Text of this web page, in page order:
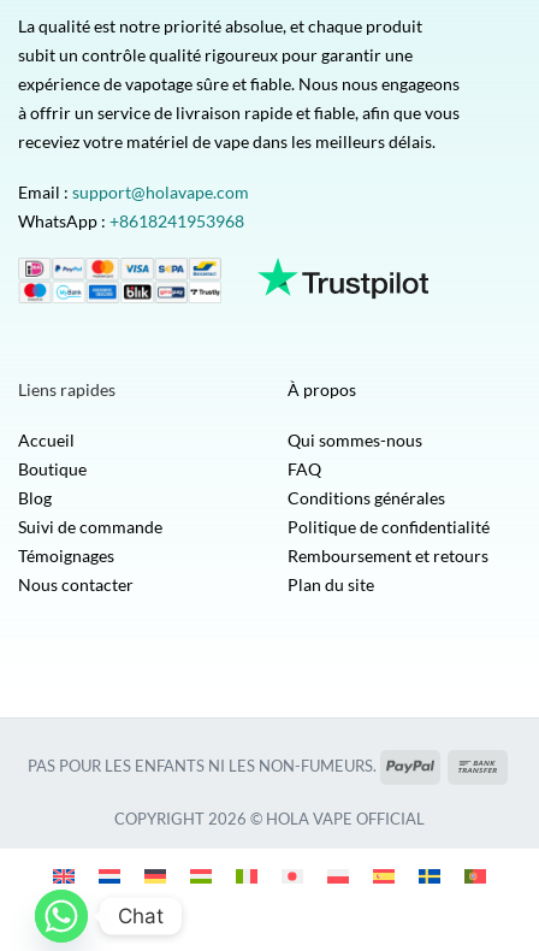
La qualité est notre priorité absolue, et chaque produit
subit un contrôle qualité rigoureux pour garantir une
expérience de vapotage sûre et fiable. Nous nous engageons
à offrir un service de livraison rapide et fiable, afin que vous
receviez votre matériel de vape dans les meilleurs délais.
Email : support@holavape.com
WhatsApp : +8618241953968
Liens rapides
Accueil
Boutique
Blog
Suivi de commande
Témoignages
Nous contacter
À propos
Qui sommes-nous
FAQ
Conditions générales
Politique de confidentialité
Remboursement et retours
Plan du site
PAS POUR LES ENFANTS NI LES NON-FUMEURS. PayPal
COPYRIGHT 2026 © HOLA VAPE OFFICIAL
Chat